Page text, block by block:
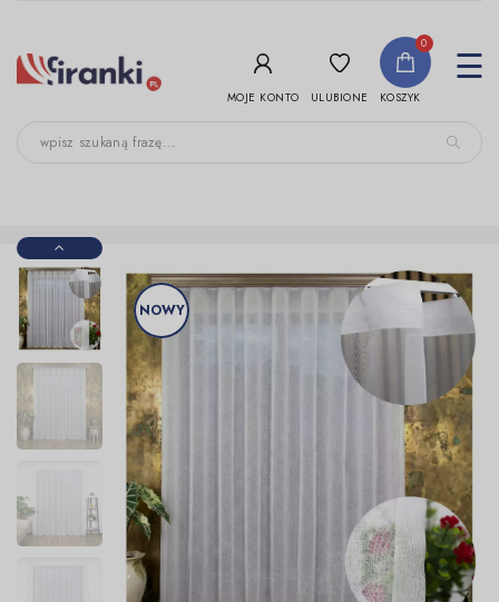
MOJE KONTO ULUBIONE
0
KOSZYK
☰
NOWY